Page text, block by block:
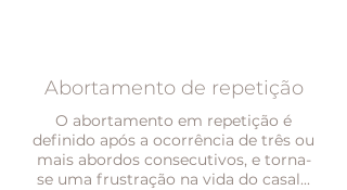
Abortamento de repetição
O abortamento em repetição é
definido após a ocorrência de três ou
mais abordos consecutivos, e torna-
se uma frustração na vida do casal...